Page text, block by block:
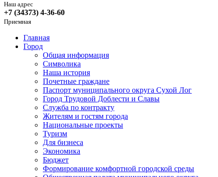
Наш адрес
+7 (34373) 4-36-60
Приемная
Главная
Город
Общая информация
Символика
Наша история
Почетные граждане
Паспорт муниципального округа Сухой Лог
Город Трудовой Доблести и Славы
Служба по контракту
Жителям и гостям города
Национальные проекты
Туризм
Для бизнеса
Экономика
Бюджет
Формирование комфортной городской среды